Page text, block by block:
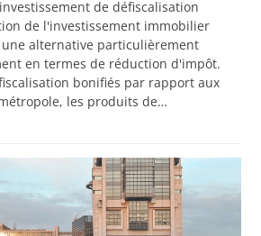
de défiscalisation
de l'investissement immobilier
alternative particulièrement
en termes de réduction d'impôt.
bonifiés par rapport aux
les produits de…